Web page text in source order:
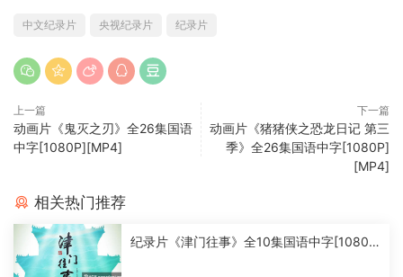
中文纪录片 央视纪录片 纪录片
上一篇
动画片《鬼灭之刃》全26集国语
中字[1080P][MP4]
下一篇
动画片《猪猪侠之恐龙日记 第三
季》全26集国语中字[1080P]
[MP4]
相关热门推荐
纪录片《津门往事》全10集国语中字[1080